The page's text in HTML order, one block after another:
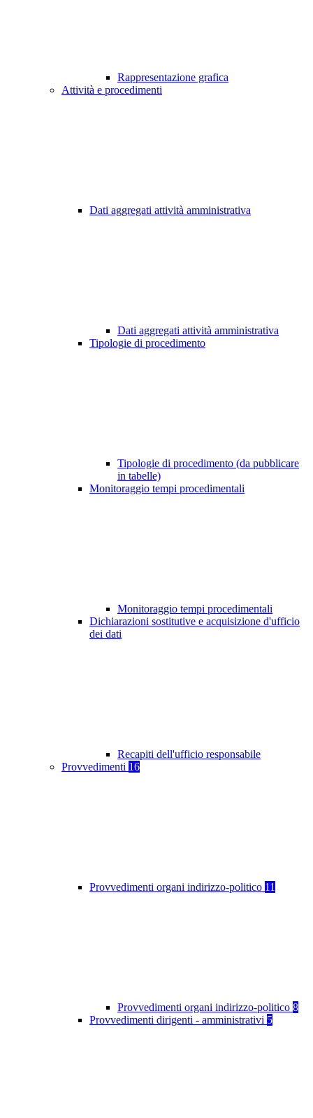
Rappresentazione grafica
Attività e procedimenti
Dati aggregati attività amministrativa
Dati aggregati attività amministrativa
Tipologie di procedimento
Tipologie di procedimento (da pubblicare
in tabelle)
Monitoraggio tempi procedimentali
Monitoraggio tempi procedimentali
Dichiarazioni sostitutive e acquisizione d'ufficio
dei dati
Recapiti dell'ufficio responsabile
Provvedimenti 16
Provvedimenti organi indirizzo-politico 11
Provvedimenti organi indirizzo-politico 8
Provvedimenti dirigenti - amministrativi 5